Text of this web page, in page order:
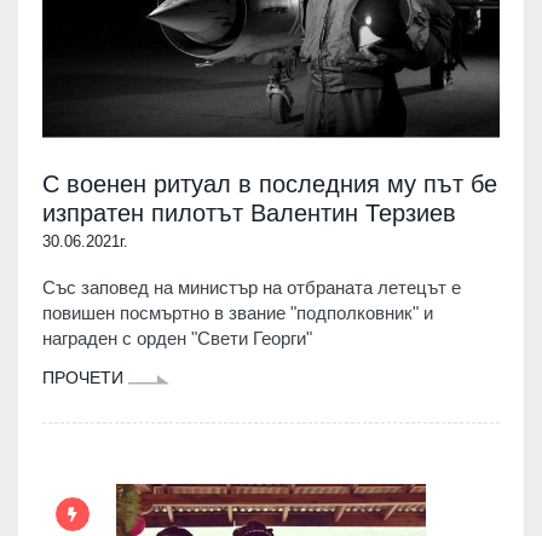
С военен ритуал в последния му път бе
изпратен пилотът Валентин Терзиев
30.06.2021г.
Със заповед на министър на отбраната летецът е
повишен посмъртно в звание "подполковник" и
награден с орден "Свети Георги"
ПРОЧЕТИ